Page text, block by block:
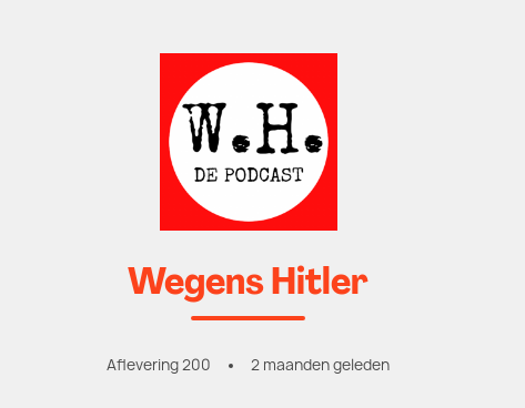
Wegens Hitler
Aflevering 200 2 maanden geleden